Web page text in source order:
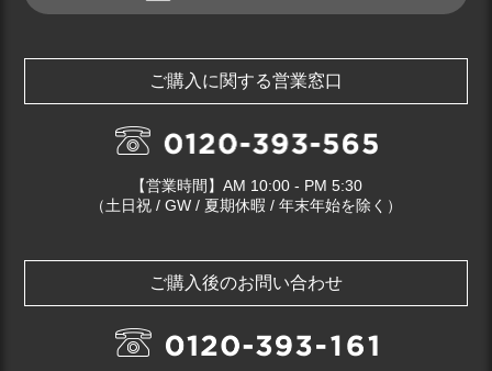
ご購入に関する営業窓口
【営業時間】AM 10:00 - PM 5:30
（土日祝 / GW / 夏期休暇 / 年末年始を除く）
ご購入後のお問い合わせ